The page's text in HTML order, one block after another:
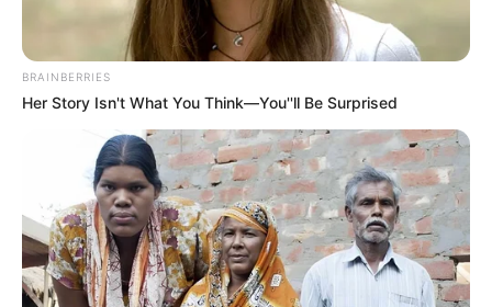
BRAINBERRIES
Her Story Isn't What You Think—You''ll Be Surprised